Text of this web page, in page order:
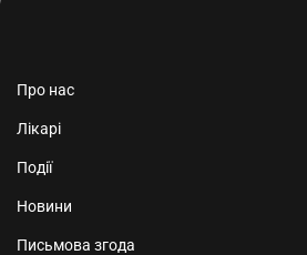
Про нас
Лікарі
Події
Новини
Письмова згода